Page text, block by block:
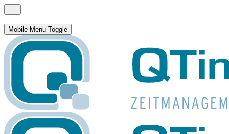
Mobile Menu Toggle